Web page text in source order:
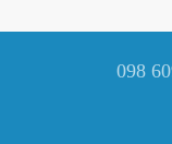
098